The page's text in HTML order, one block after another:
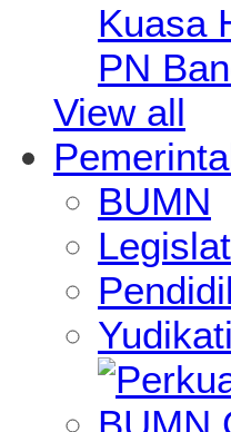
Kuasa
PN
View all
BUMN